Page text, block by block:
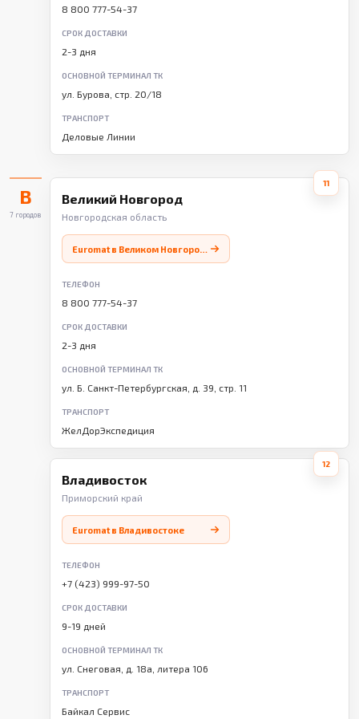
8 800 777-54-37
СРОК ДОСТАВКИ
2-3 дня
ОСНОВНОЙ ТЕРМИНАЛ ТК
ул. Бурова, стр. 20/18
ТРАНСПОРТ
Деловые Линии
В
7 городов
11
Великий Новгород
Новгородская область
ТЕЛЕФОН
8 800 777-54-37
СРОК ДОСТАВКИ
2-3 дня
ОСНОВНОЙ ТЕРМИНАЛ ТК
ул. Б. Санкт-Петербургская, д. 39, стр. 11
ТРАНСПОРТ
ЖелДорЭкспедиция
12
Владивосток
Приморский край
Euromat в Владивостоке
ТЕЛЕФОН
+7 (423) 999-97-50
СРОК ДОСТАВКИ
9-19 дней
ОСНОВНОЙ ТЕРМИНАЛ ТК
ул. Снеговая, д. 18а, литера 106
ТРАНСПОРТ
Байкал Сервис